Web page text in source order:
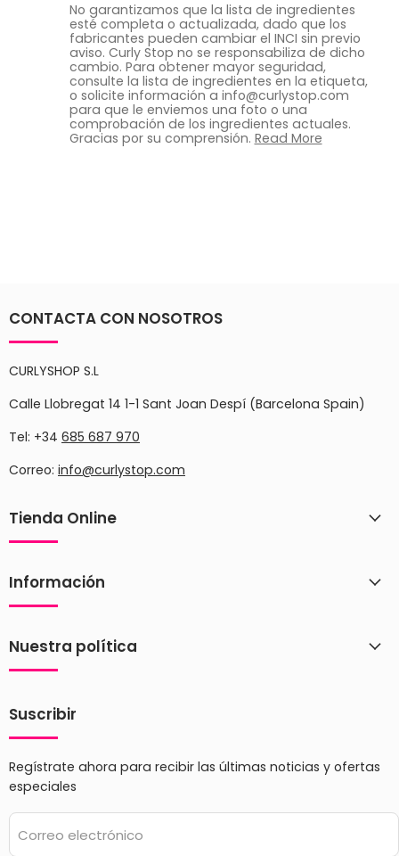
No garantizamos que la lista de ingredientes
esté completa o actualizada, dado que los
fabricantes pueden cambiar el INCI sin previo
aviso. Curly Stop no se responsabiliza de dicho
cambio. Para obtener mayor seguridad,
consulte la lista de ingredientes en la etiqueta,
o solicite información a info@curlystop.com
para que le enviemos una foto o una
comprobación de los ingredientes actuales.
Gracias por su comprensión. Read More
CONTACTA CON NOSOTROS
CURLYSHOP S.L
Calle Llobregat 14 1-1 Sant Joan Despí (Barcelona Spain)
Tel: +34 685 687 970
Correo: info@curlystop.com
Tienda Online
Información
Nuestra política
Suscribir
Regístrate ahora para recibir las últimas noticias y ofertas
especiales
Correo electrónico